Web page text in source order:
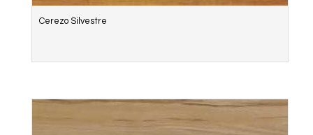
Cerezo Silvestre